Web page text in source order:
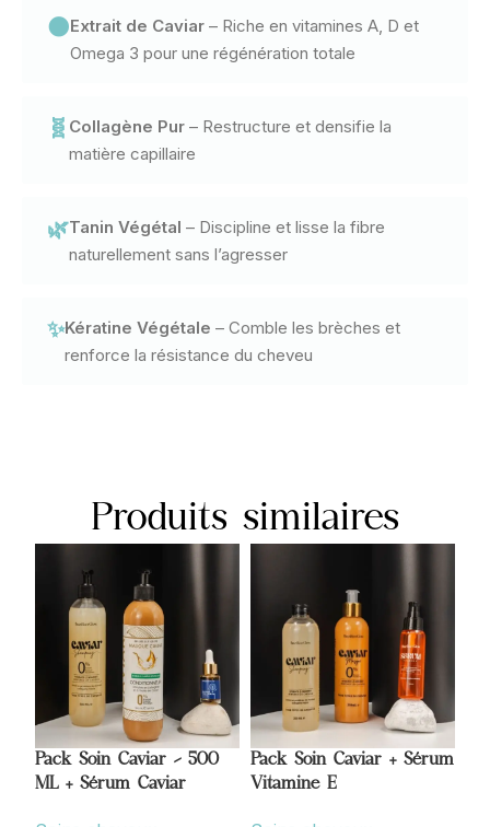
🌑Extrait de Caviar – Riche en vitamines A, D et
Omega 3 pour une régénération totale
🧬 Collagène Pur – Restructure et densifie la
matière capillaire
🌿Tanin Végétal – Discipline et lisse la fibre
naturellement sans l’agresser
✨Kératine Végétale – Comble les brèches et
renforce la résistance du cheveu
Produits similaires
Pack Soin Caviar – 500
ML + Sérum Caviar
Pack Soin Caviar + Sérum
Vitamine E